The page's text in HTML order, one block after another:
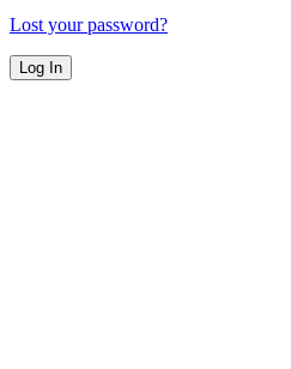
Lost your password?